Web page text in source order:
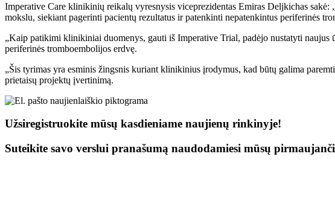
Imperative Care klinikinių reikalų vyresnysis viceprezidentas Emiras Deljkichas
mokslu, siekiant pagerinti pacientų rezultatus ir patenkinti nepatenkintus periferinės
„Kaip patikimi klinikiniai duomenys, gauti iš Imperative Trial, padėjo nustatyti
periferinės tromboembolijos erdvę.
„Šis tyrimas yra esminis žingsnis kuriant klinikinius įrodymus, kad būtų galima
prietaisų projektų įvertinimą.
Užsiregistruokite mūsų kasdieniame naujienų rinkinyje!
Suteikite savo verslui pranašumą naudodamiesi mūsų